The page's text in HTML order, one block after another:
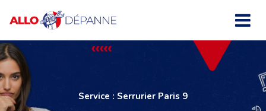
Service : Serrurier Paris 9